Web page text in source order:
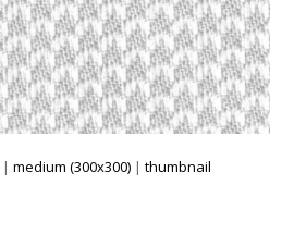
|medium (300x300) |thumbnail